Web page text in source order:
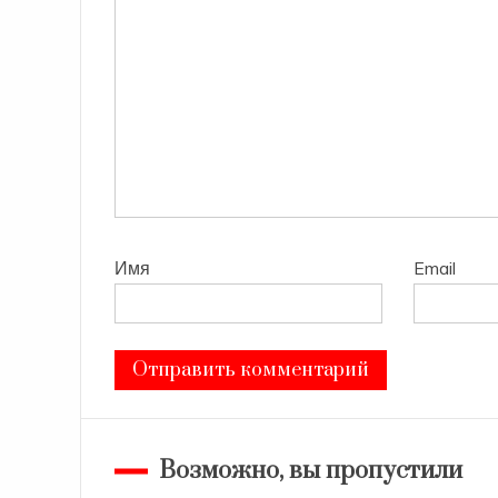
Имя Email
Возможно, вы пропустили